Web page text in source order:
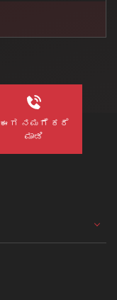
ಈಗ ನಮಗೆ ಕರೆ
ಮಾಡಿ